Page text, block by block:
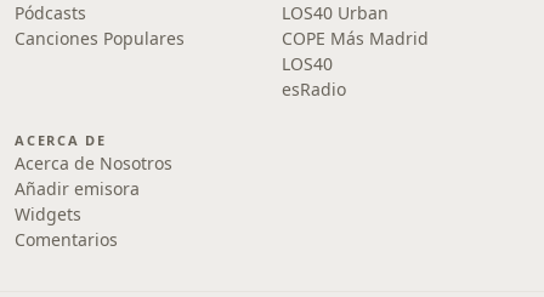
Pódcasts
Canciones Populares
LOS40 Urban
COPE Más Madrid
LOS40
esRadio
ACERCA DE
Acerca de Nosotros
Añadir emisora
Widgets
Comentarios